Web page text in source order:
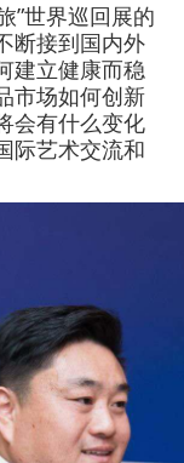
”世界巡回展的
断接到国内外
建立健康而稳
市场如何创新
会有什么变化
际艺术交流和